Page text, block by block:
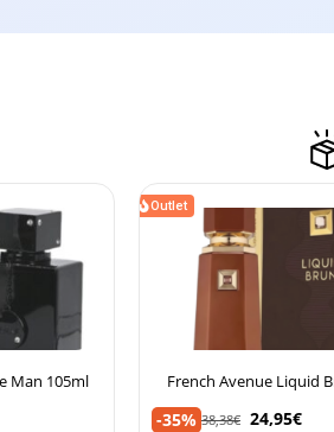
French Avenue Liquid Brun EDP 100ml
24,95€